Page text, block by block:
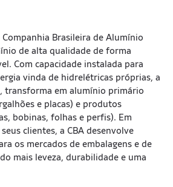
Brasileira de Alumínio
de alta qualidade de forma
Com capacidade instalada para
vinda de hidrelétricas próprias, a
transforma em alumínio primário
e placas) e produtos
bobinas, folhas e perfis). Em
clientes, a CBA desenvolve
os mercados de embalagens e de
mais leveza, durabilidade e uma